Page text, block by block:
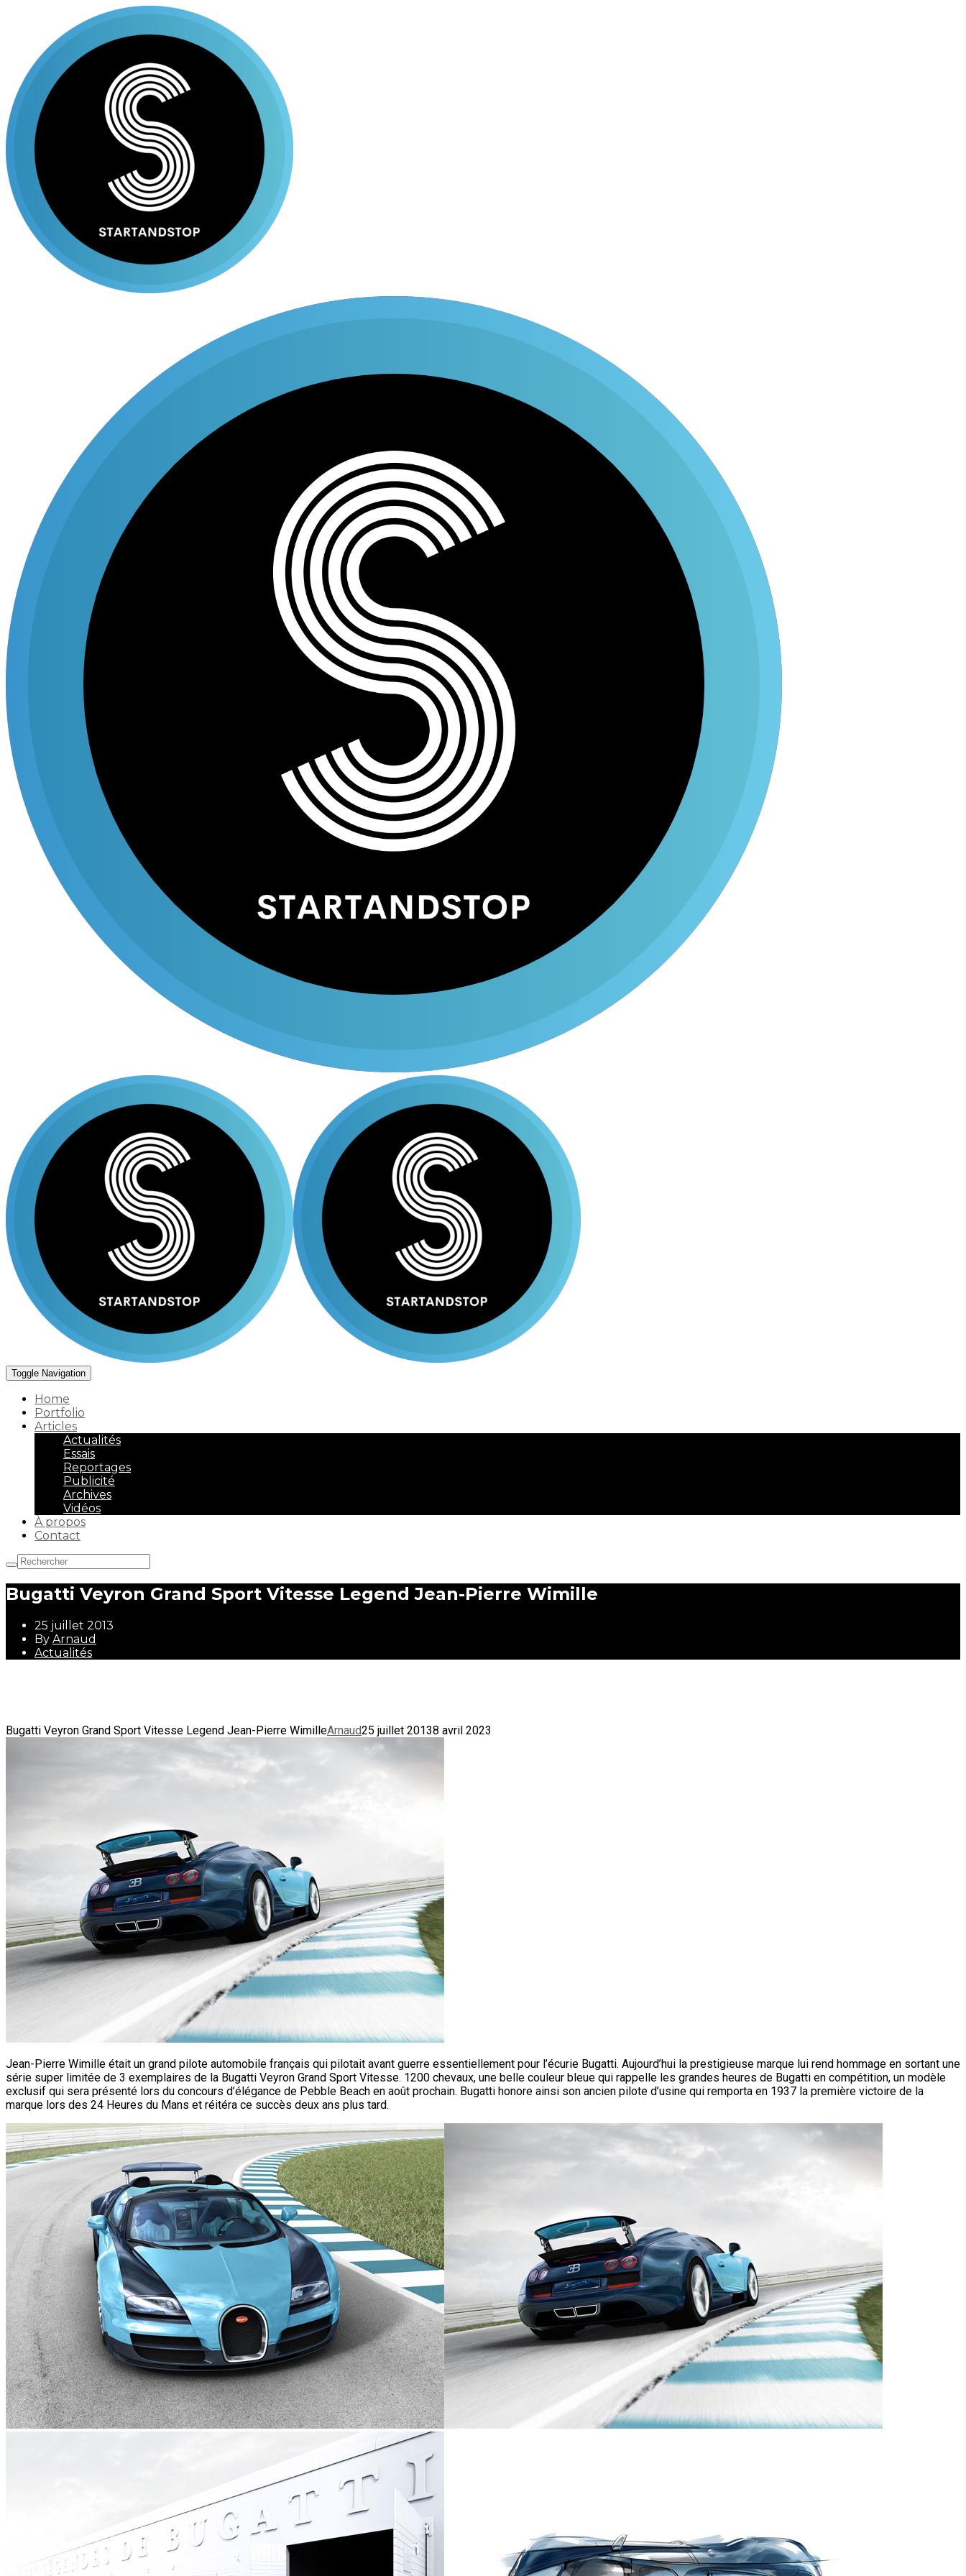
Toggle Navigation
Home
Portfolio
Articles
Actualités
Essais
Reportages
Publicité
Archives
Vidéos
À propos
Contact
Bugatti Veyron Grand Sport Vitesse Legend Jean-Pierre Wimille
25 juillet 2013
By Arnaud
Actualités
Bugatti Veyron Grand Sport Vitesse Legend Jean-Pierre WimilleArnaud25 juillet 20138 avril 2023
Jean-Pierre Wimille était un grand pilote automobile français qui pilotait avant guerre essentiellement pour l’écurie Bugatti. Aujourd’hui la prestigieuse marque lui rend hommage en sortant une
série super limitée de 3 exemplaires de la Bugatti Veyron Grand Sport Vitesse. 1200 chevaux, une belle couleur bleue qui rappelle les grandes heures de Bugatti en compétition, un modèle
exclusif qui sera présenté lors du concours d’élégance de Pebble Beach en août prochain. Bugatti honore ainsi son ancien pilote d’usine qui remporta en 1937 la première victoire de la
marque lors des 24 Heures du Mans et réitéra ce succès deux ans plus tard.